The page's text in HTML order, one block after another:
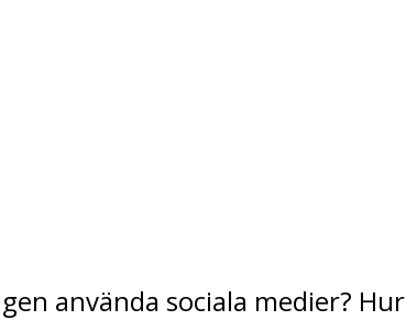
använda sociala medier? Hur